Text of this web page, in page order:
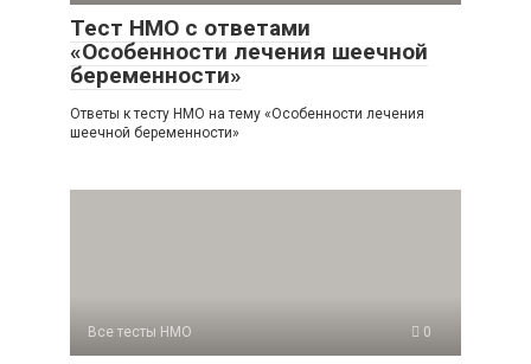
Тест НМО с ответами
«Особенности лечения шеечной
беременности»
Ответы к тесту НМО на тему «Особенности лечения
шеечной беременности»
Все тесты НМО 0